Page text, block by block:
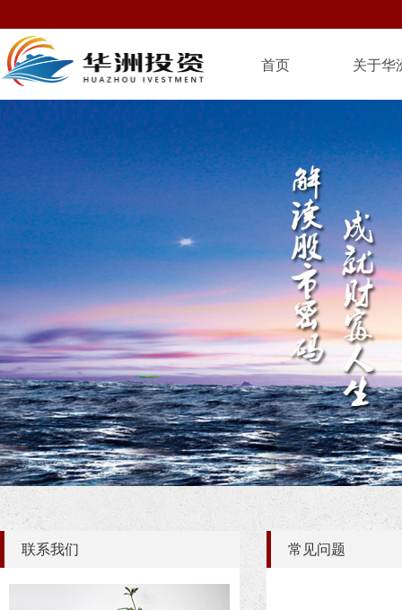
首页 关于华
联系我们 常见问题